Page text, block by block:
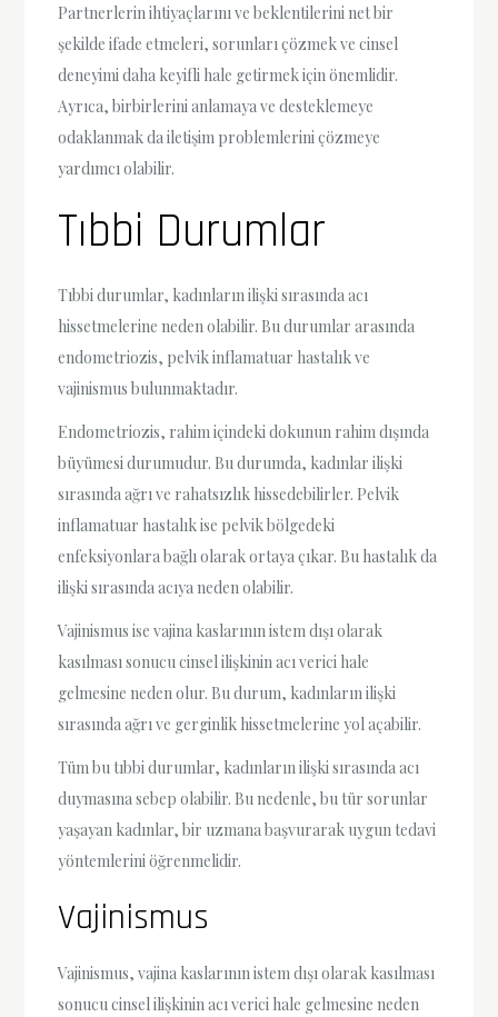
Partnerlerin ihtiyaçlarını ve beklentilerini net bir
şekilde ifade etmeleri, sorunları çözmek ve cinsel
deneyimi daha keyifli hale getirmek için önemlidir.
Ayrıca, birbirlerini anlamaya ve desteklemeye
odaklanmak da iletişim problemlerini çözmeye
yardımcı olabilir.
Tıbbi Durumlar
Tıbbi durumlar, kadınların ilişki sırasında acı
hissetmelerine neden olabilir. Bu durumlar arasında
endometriozis, pelvik inflamatuar hastalık ve
vajinismus bulunmaktadır.
Endometriozis, rahim içindeki dokunun rahim dışında
büyümesi durumudur. Bu durumda, kadınlar ilişki
sırasında ağrı ve rahatsızlık hissedebilirler. Pelvik
inflamatuar hastalık ise pelvik bölgedeki
enfeksiyonlara bağlı olarak ortaya çıkar. Bu hastalık da
ilişki sırasında acıya neden olabilir.
Vajinismus ise vajina kaslarının istem dışı olarak
kasılması sonucu cinsel ilişkinin acı verici hale
gelmesine neden olur. Bu durum, kadınların ilişki
sırasında ağrı ve gerginlik hissetmelerine yol açabilir.
Tüm bu tıbbi durumlar, kadınların ilişki sırasında acı
duymasına sebep olabilir. Bu nedenle, bu tür sorunlar
yaşayan kadınlar, bir uzmana başvurarak uygun tedavi
yöntemlerini öğrenmelidir.
Vajinismus
Vajinismus, vajina kaslarının istem dışı olarak kasılması
sonucu cinsel ilişkinin acı verici hale gelmesine neden